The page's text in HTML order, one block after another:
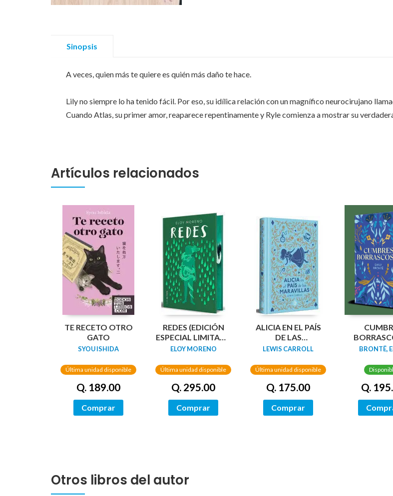
Sinopsis
A veces, quien más te quiere es quién más daño te hace.
Lily no siempre lo ha tenido fácil. Por eso, su idílica relación con un magnífico neurocirujano
Cuando Atlas, su primer amor, reaparece repentinamente y Ryle comienza a mostrar su
Artículos relacionados
TE RECETO OTRO
GATO
SYOU ISHIDA
Última unidad disponible
Q. 189.00
Comprar
REDES (EDICIÓN
ESPECIAL LIMITADA
GUARDAS
NETWORKS
ELOY MORENO
Última unidad disponible
Q. 295.00
Comprar
ALICIA EN EL PAÍS
DE LAS
MARAVILLAS
CON CANTOS
PINTADOS)
LEWIS CARROLL
Última unidad disponible
Q. 175.00
Comprar
(EDICION
BRONTË,
Q.
Otros libros del autor